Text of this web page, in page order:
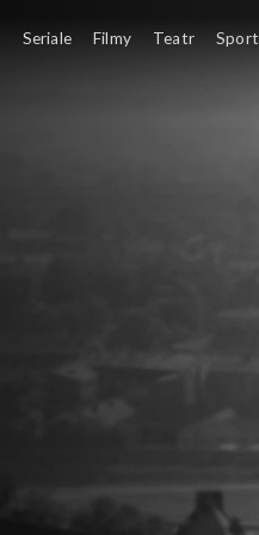
Seriale Filmy Teatr Sport